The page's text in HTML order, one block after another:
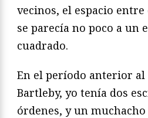
vecinos, el espacio
se parecía no poco a un
cuadrado.
En el período anterior
Bartleby, yo tenía dos
órdenes, y un